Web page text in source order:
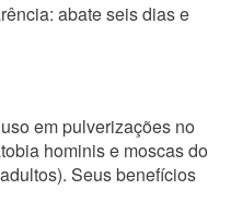
abate seis dias e
em pulverizações no
hominis e moscas do
Seus benefícios